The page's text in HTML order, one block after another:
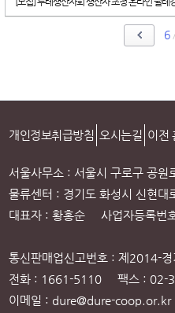
6 /
개인정보취급방침 오시는길 이전
서울사무소 : 서울시 구로구 공원
물류센터 : 경기도 화성시 신현
대표자 : 황홍순 사업자등록
통신판매업신고번호 : 제2014-
전화 : 1661-5110 팩스 :
이메일 : dure@dure-coop.or.kr